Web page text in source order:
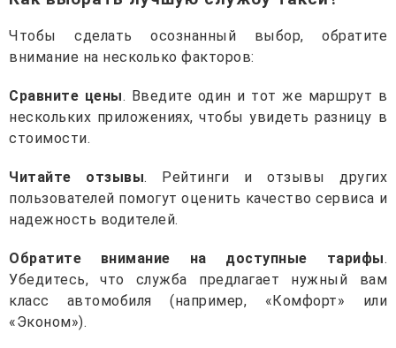
Чтобы сделать осознанный выбор, обратите
внимание на несколько факторов:
Сравните цены. Введите один и тот же маршрут в
нескольких приложениях, чтобы увидеть разницу в
стоимости.
Читайте отзывы. Рейтинги и отзывы других
пользователей помогут оценить качество сервиса и
надежность водителей.
Обратите внимание на доступные тарифы.
Убедитесь, что служба предлагает нужный вам
класс автомобиля (например, «Комфорт» или
«Эконом»).